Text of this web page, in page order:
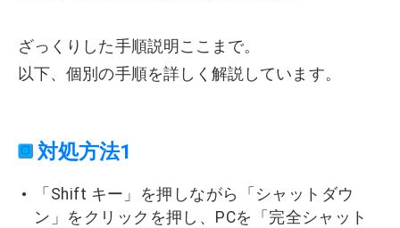
ざっくりした手順説明ここまで。
以下、個別の手順を詳しく解説しています。
対処方法1
「Shift キー」を押しながら「シャットダウ
ン」をクリックを押し、PCを「完全シャット